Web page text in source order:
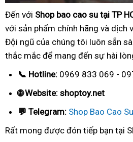
Đến với Shop bao cao su tại TP
với sản phẩm chính hãng và dịch
Đội ngũ của chúng tôi luôn sẵn
thắc mắc để mang đến sự hài
📞 Hotline: 0969 833 069 -
🌐 Website: shoptoy.net
💬 Telegram: Shop Bao Cao Su
Rất mong được đón tiếp bạn tại